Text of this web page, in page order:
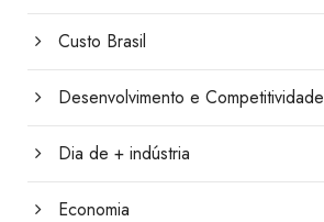
Custo Brasil
Desenvolvimento e Competitividade
Dia de + indústria
Economia